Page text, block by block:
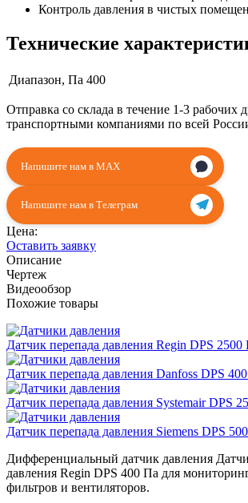
Контроль давления в чистых
Технические
Диапазон, Па 400
Отправка со склада в течение 1-3 рабочих
транспортными компаниями по всей
Напишите нам в MAX
Напишите нам в Телеграм
Цена:
Оставить заявку
Описание
Чертеж
Видеообзор
Похожие товары
Датчик перепада давления Regin DPS 2500
Датчик перепада давления Danfoss DPS
Датчик перепада давления Systemair DPS
Датчик перепада давления Siemens DPS
Дифференциальный датчик давления
давления Regin DPS 400 Па для
фильтров и вентиляторов.